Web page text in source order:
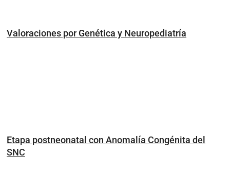
Valoraciones por Genética y Neuropediatría
Etapa postneonatal con Anomalía Congénita del
SNC